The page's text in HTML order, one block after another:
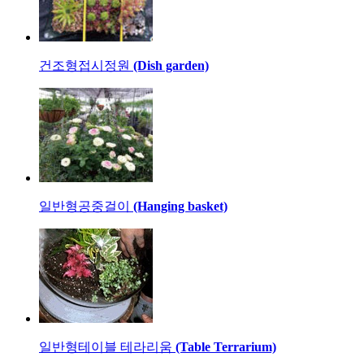
건조형접시정원 (Dish garden)
일반형공중걸이 (Hanging basket)
일반형테이블 테라리움 (Table Terrarium)